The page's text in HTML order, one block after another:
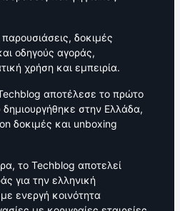
δοκιμές
οδηγούς αγοράς,
χρήση και εμπειρία.
αποτέλεσε το πρώτο
δημιουργήθηκε στην Ελλάδα,
δοκιμές και unboxing
το Techblog αποτελεί
για την ελληνική
ενεργή κοινότητα